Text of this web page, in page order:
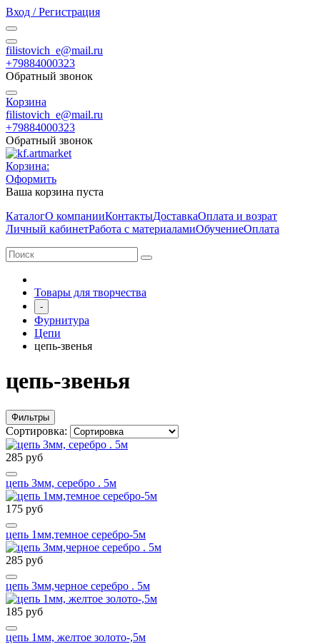
Вход / Регистрация
filistovich_e@mail.ru
+79884000323
Обратный звонок
Корзина
filistovich_e@mail.ru
+79884000323
Обратный звонок
Корзина:
Оформить
Ваша корзина пуста
КаталогО компанииКонтактыДоставкаОплата и возрат
Личный кабинетРабота с материаламиОбучениеОплата
Товары для творчества
-
Фурнитура
Цепи
цепь-звенья
цепь-звенья
Фильтры
Сортировка:
285 руб
цепь 3мм, серебро . 5м
175 руб
цепь 1мм,темное серебро-5м
285 руб
цепь 3мм,черное серебро . 5м
185 руб
цепь 1мм, желтое золото-,5м